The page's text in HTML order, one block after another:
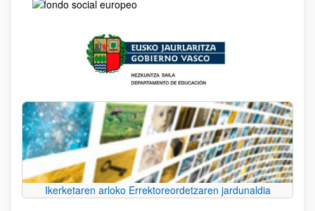
Ikerketaren arloko Errektoreordetzaren jardunaldia